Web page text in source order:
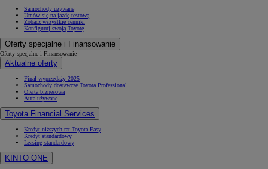
Samochody używane
Umów się na jazdę testową
Zobacz wszystkie cenniki
Konfiguruj swoją Toyotę
Oferty specjalne i Finansowanie
Oferty specjalne i Finansowanie
Aktualne oferty
Finał wyprzedaży 2025
Samochody dostawcze Toyota Professional
Oferta biznesowa
Auta używane
Toyota Financial Services
Kredyt niższych rat Toyota Easy
Kredyt standardowy
Leasing standardowy
KINTO ONE